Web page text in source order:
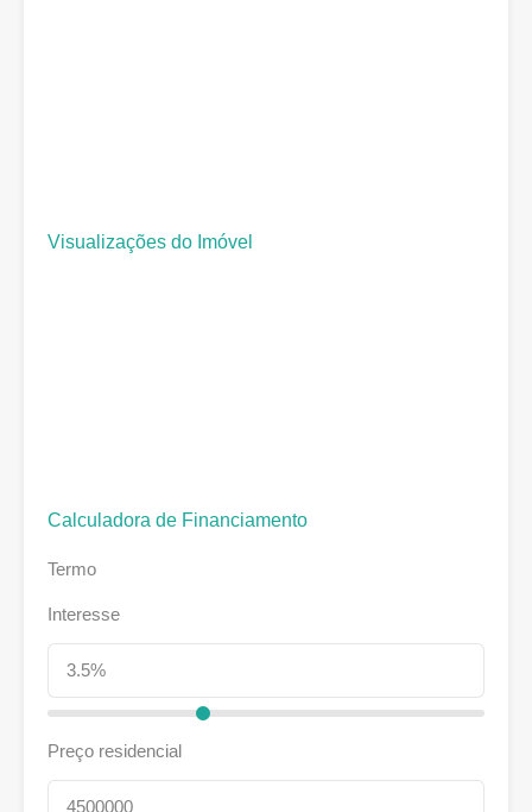
Visualizações do Imóvel
Calculadora de Financiamento
Termo
Interesse
Preço residencial